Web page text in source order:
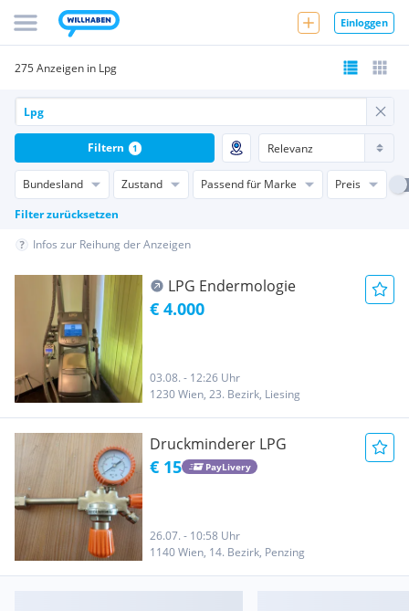
Einloggen
275 Anzeigen in Lpg
Bundesland Zustand Passend für Marke
Preis
Filter zurücksetzen
Filtern 1
Infos zur Reihung der Anzeigen
LPG Endermologie
€ 4.000
03.08. - 12:26 Uhr
1230 Wien, 23. Bezirk, Liesing
Druckminderer LPG
€ 15 PayLivery
26.07. - 10:58 Uhr
1140 Wien, 14. Bezirk, Penzing